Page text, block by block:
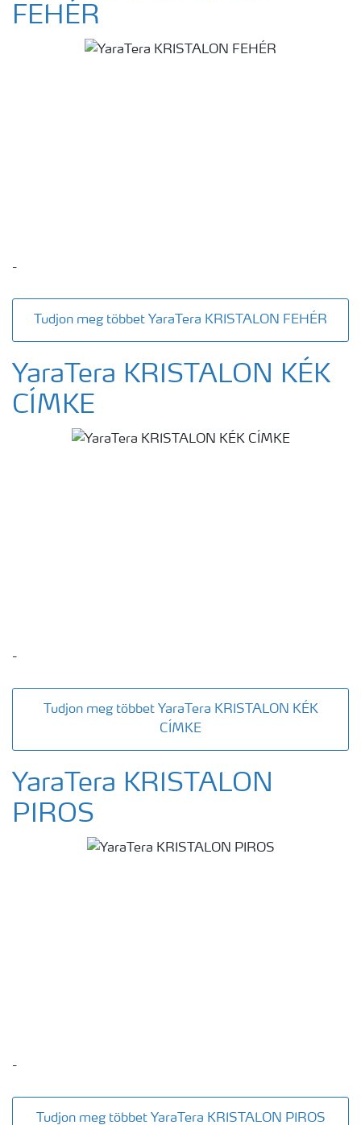
FEHÉR
-
Tudjon meg többet YaraTera KRISTALON FEHÉR
YaraTera KRISTALON KÉK
CÍMKE
-
Tudjon meg többet YaraTera KRISTALON KÉK
CÍMKE
YaraTera KRISTALON
PIROS
-
Tudjon meg többet YaraTera KRISTALON PIROS